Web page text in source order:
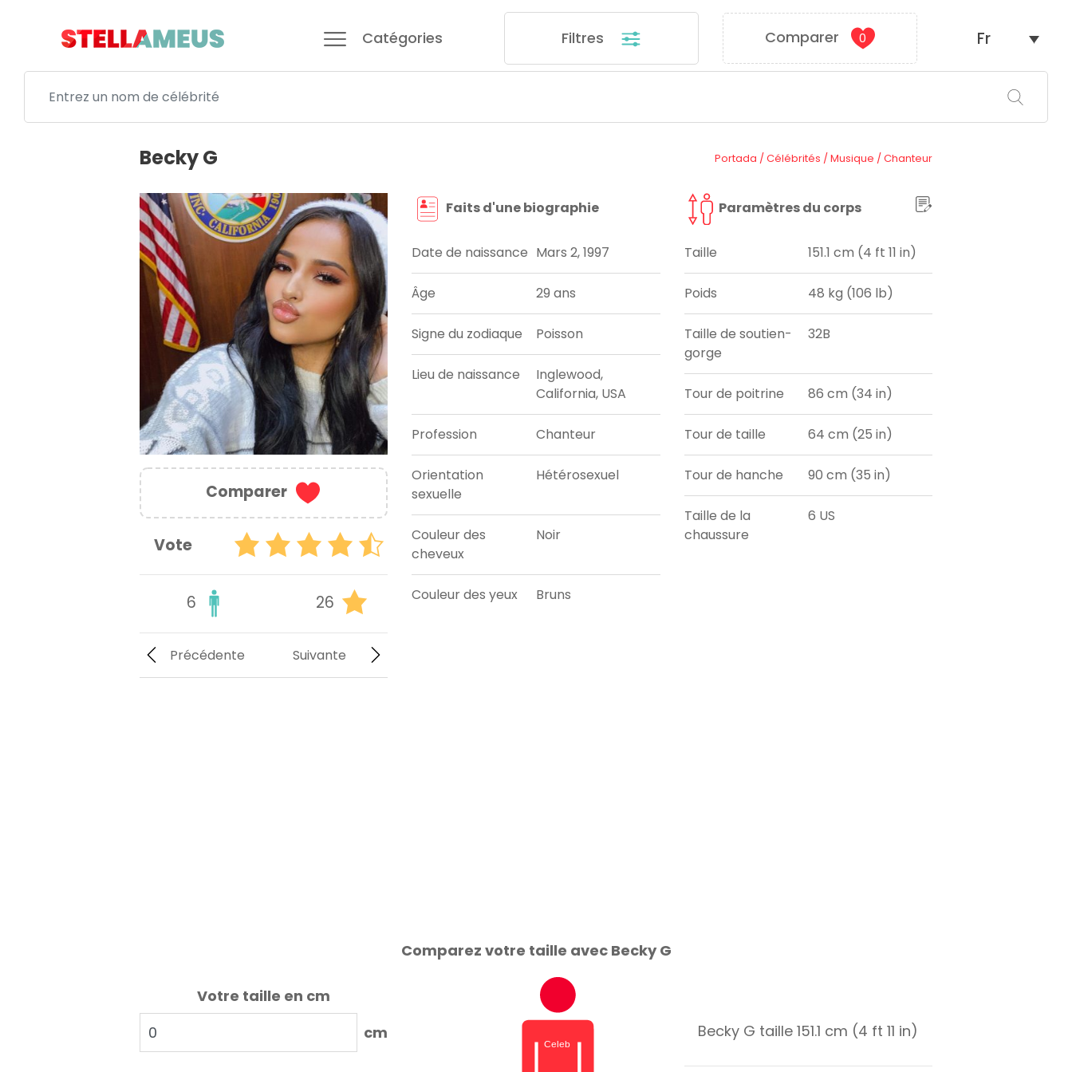
Catégories Filtres Comparer 0 Fr
Becky G Portada /Célébrités /Musique /Chanteur
Comparer
Vote
6 26
Suivante
Précédente
Faits d'une biographie
Date de naissance Mars 2, 1997
Âge 29 ans
Signe du zodiaque Poisson
Lieu de naissance
Inglewood,
California, USA
Profession Chanteur
Orientation
sexuelle
Hétérosexuel
Couleur des
cheveux
Noir
Couleur des yeux Bruns
Paramètres du corps
Taille 151.1 cm (4 ft 11 in)
Poids 48 kg (106 lb)
Taille de soutien-
gorge
32B
Tour de poitrine 86 cm (34 in)
Tour de taille 64 cm (25 in)
Tour de hanche 90 cm (35 in)
Taille de la
chaussure
6 US
Comparez votre taille avec Becky G
Votre taille en cm
cm
Becky G taille 151.1 cm (4 ft 11 in)